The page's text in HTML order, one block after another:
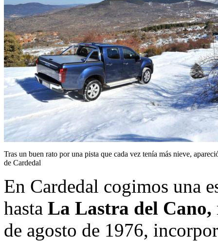
Tras un buen rato por una pista que cada vez tenía más nieve,
de Cardedal
En Cardedal cogimos una
hasta La Lastra del Cano,
de agosto de 1976,